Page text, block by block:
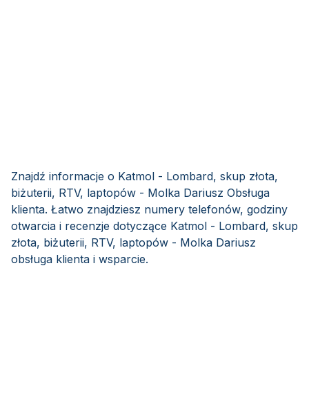
Znajdź informacje o Katmol - Lombard, skup złota,
biżuterii, RTV, laptopów - Molka Dariusz Obsługa
klienta. Łatwo znajdziesz numery telefonów, godziny
otwarcia i recenzje dotyczące Katmol - Lombard, skup
złota, biżuterii, RTV, laptopów - Molka Dariusz
obsługa klienta i wsparcie.